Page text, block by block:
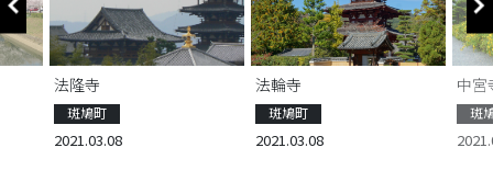
法隆寺
斑鳩町
2021.03.08
法輪寺
斑鳩町
2021.03.08
中宮
斑